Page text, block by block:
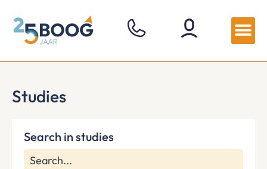
Studies
Search in studies